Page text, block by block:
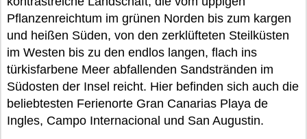
Pflanzenreichtum im grünen Norden bis zum kargen
und heißen Süden, von den zerklüfteten Steilküsten
im Westen bis zu den endlos langen, flach ins
türkisfarbene Meer abfallenden Sandstränden im
Südosten der Insel reicht. Hier befinden sich auch die
beliebtesten Ferienorte Gran Canarias Playa de
Ingles, Campo Internacional und San Augustin.